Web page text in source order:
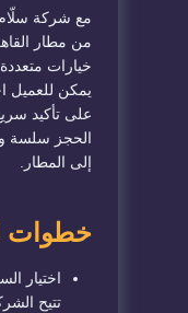
مع شركة
من مطار
خيارات
يمكن للعميل
على تأكيد
الحجز سلسة
إلى المطار.
خطوات
اختيار
تتيح